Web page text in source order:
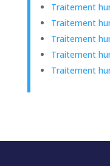
Traitement
Traitement
Traitement
Traitement
Traitement